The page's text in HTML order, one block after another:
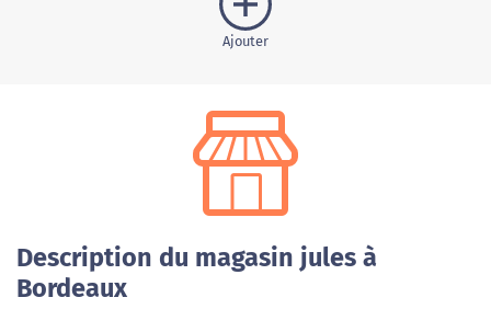
Ajouter
Description du magasin jules à
Bordeaux